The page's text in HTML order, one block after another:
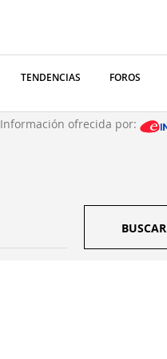
TENDENCIAS FOROS
Información ofrecida por:
BUSCAR